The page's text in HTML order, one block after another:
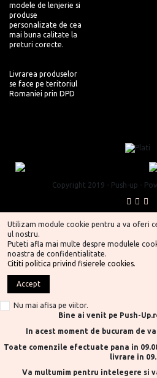
modele de lenjerie si
produse
personalizate de cea
mai buna calitate la
preturi corecte.
Livrarea produselor
se face pe teritoriul
Romaniei prin DPD
Copyright 2019 - Push-up -
Utilizam module cookie pentru a va oferi
ul nostru.
Puteti afla mai multe despre modulele
noastra de confidentialitate.
Cititi politica privind fisierele cookies.
Accept
Nu mai afisa pe viitor.
Bine ai venit pe Push-
In acest moment de bucuram de
Toate comenzile efectuate pana in
livrare in
Va multumim pentru intelegere si